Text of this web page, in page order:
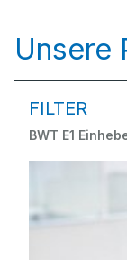
Unsere
FILTER
BWT E1